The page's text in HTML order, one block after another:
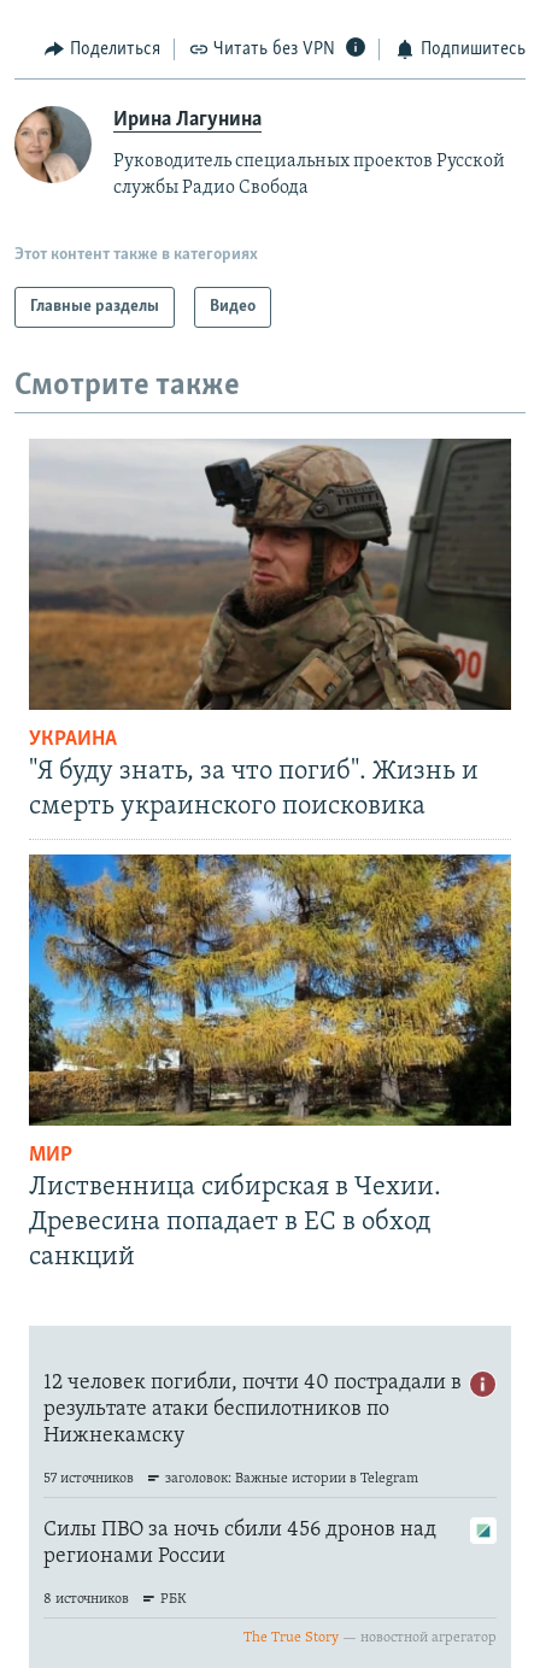
Поделиться Читать без VPN Подпишитесь
Ирина Лагунина
Руководитель специальных проектов Русской
службы Радио Свобода
Этот контент также в категориях
Главные разделы Видео
Смотрите также
УКРАИНА
"Я буду знать, за что погиб". Жизнь и
смерть украинского поисковика
МИР
Лиственница сибирская в Чехии.
Древесина попадает в ЕС в обход
санкций